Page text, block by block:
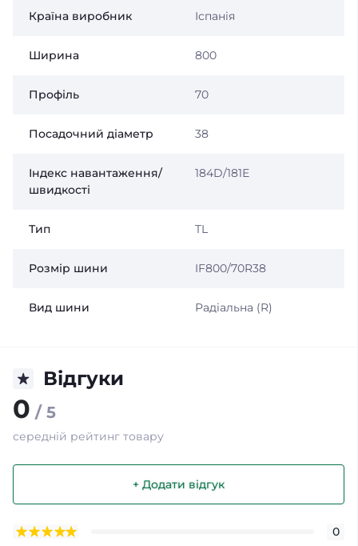
Країна виробник Іспанія
Ширина 800
Профіль 70
Посадочний діаметр 38
Індекс навантаження/
швидкості
184D/181Е
Тип TL
Розмір шини IF800/70R38
Вид шини Радіальна (R)
Відгуки
0 / 5
середній рейтинг товару
+ Додати відгук
0